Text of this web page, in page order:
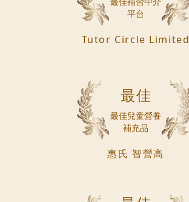
平台
Tutor Circle Limited
最佳
最佳兒童營養
補充品
惠氏 智營高